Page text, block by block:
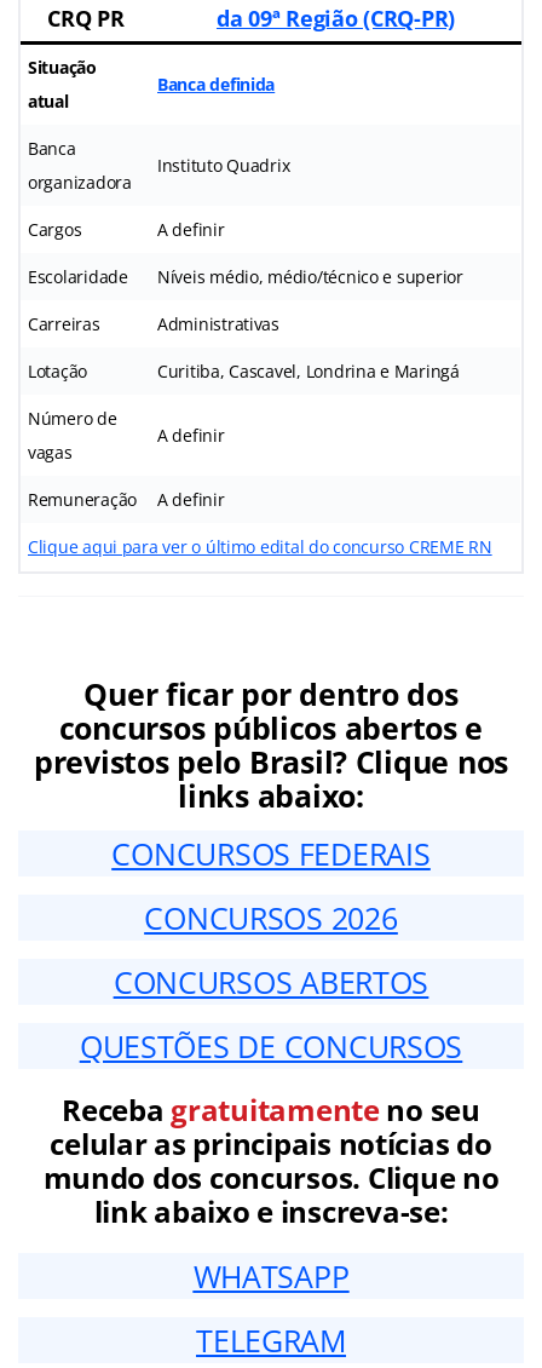
CRQ PR
da 09ª Região (CRQ-PR)
Situação
atual
Banca definida
Banca
organizadora
Instituto Quadrix
Cargos A definir
Escolaridade Níveis médio, médio/técnico e superior
Carreiras Administrativas
Lotação Curitiba, Cascavel, Londrina e Maringá
Número de
vagas
A definir
Remuneração A definir
Clique aqui para ver o último edital do concurso CREME RN
Quer ficar por dentro dos
concursos públicos abertos e
previstos pelo Brasil? Clique nos
links abaixo:
CONCURSOS FEDERAIS
CONCURSOS 2026
CONCURSOS ABERTOS
QUESTÕES DE CONCURSOS
Receba gratuitamenteno seu
celular as principais notícias do
mundo dos concursos. Clique no
link abaixo e inscreva-se:
WHATSAPP
TELEGRAM